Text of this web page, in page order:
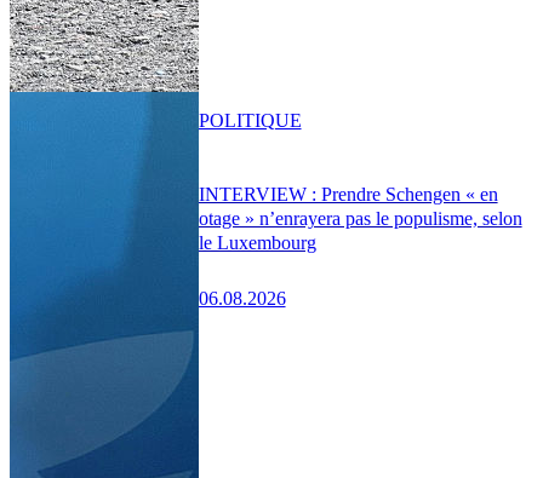
INTERVIEW : Prendre Schengen « en
otage » n’enrayera pas le populisme, selon
le Luxembourg
06.08.2026
POLITIQUE